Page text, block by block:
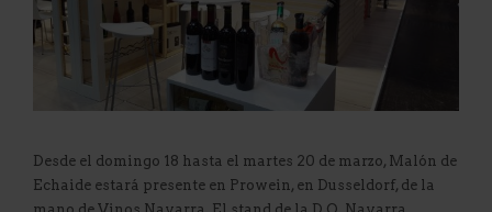
Desde el domingo 18 hasta el martes 20 de marzo, Malón de
Echaide estará presente en Prowein, en Dusseldorf, de la